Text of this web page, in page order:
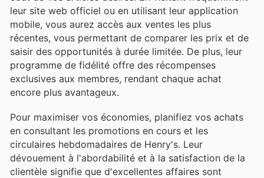
leur site web officiel ou en utilisant leur application
mobile, vous aurez accès aux ventes les plus
récentes, vous permettant de comparer les prix et de
saisir des opportunités à durée limitée. De plus, leur
programme de fidélité offre des récompenses
exclusives aux membres, rendant chaque achat
encore plus avantageux.
Pour maximiser vos économies, planifiez vos achats
en consultant les promotions en cours et les
circulaires hebdomadaires de Henry's. Leur
dévouement à l'abordabilité et à la satisfaction de la
clientèle signifie que d'excellentes affaires sont